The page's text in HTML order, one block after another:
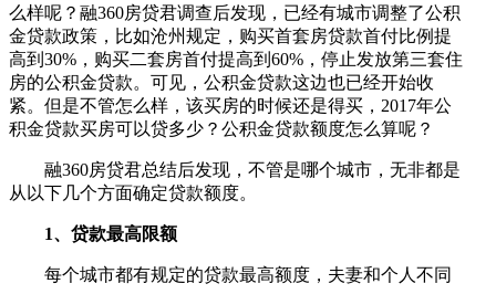
么样呢？融360房贷君调查后发现，已经有城市调整了公积
金贷款政策，比如沧州规定，购买首套房贷款首付比例提
高到30%，购买二套房首付提高到60%，停止发放第三套住
房的公积金贷款。可见，公积金贷款这边也已经开始收
紧。但是不管怎么样，该买房的时候还是得买，2017年公
积金贷款买房可以贷多少？公积金贷款额度怎么算呢？
融360房贷君总结后发现，不管是哪个城市，无非都是
从以下几个方面确定贷款额度。
1、贷款最高限额
每个城市都有规定的贷款最高额度，夫妻和个人不同